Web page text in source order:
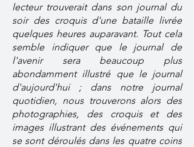
lecteur trouverait dans son journal du
soir des croquis d'une bataille livrée
quelques heures auparavant. Tout cela
semble indiquer que le journal de
l'avenir sera beaucoup plus
abondamment illustré que le journal
d'aujourd'hui ; dans notre journal
quotidien, nous trouverons alors des
photographies, des croquis et des
images illustrant des événements qui
se sont déroulés dans les quatre coins